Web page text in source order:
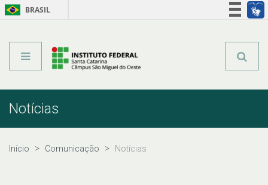
BRASIL
Notícias
Início Comunicação Notícias